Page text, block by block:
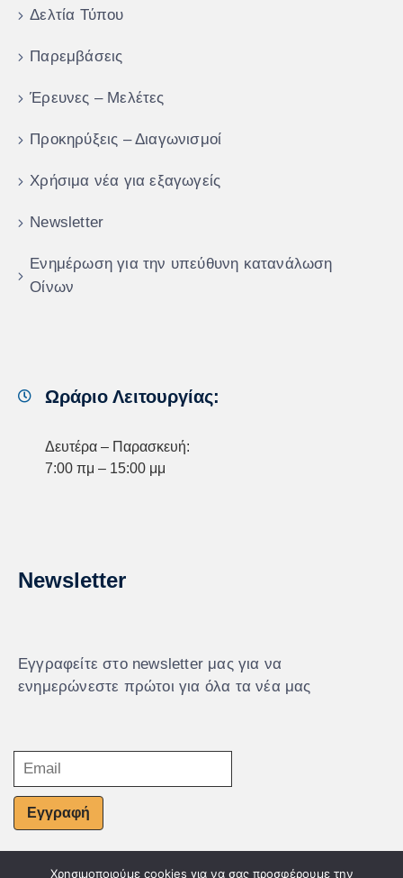
Δελτία Τύπου
Παρεμβάσεις
Έρευνες – Μελέτες
Προκηρύξεις – Διαγωνισμοί
Χρήσιμα νέα για εξαγωγείς
Newsletter
Ενημέρωση για την υπεύθυνη κατανάλωση
Οίνων
Ωράριο Λειτουργίας:
Δευτέρα – Παρασκευή:
7:00 πμ – 15:00 μμ
Newsletter
Εγγραφείτε στο newsletter μας για να
ενημερώνεστε πρώτοι για όλα τα νέα μας
Εγγραφή
Χρησιμοποιούμε cookies για να σας προσφέρουμε την